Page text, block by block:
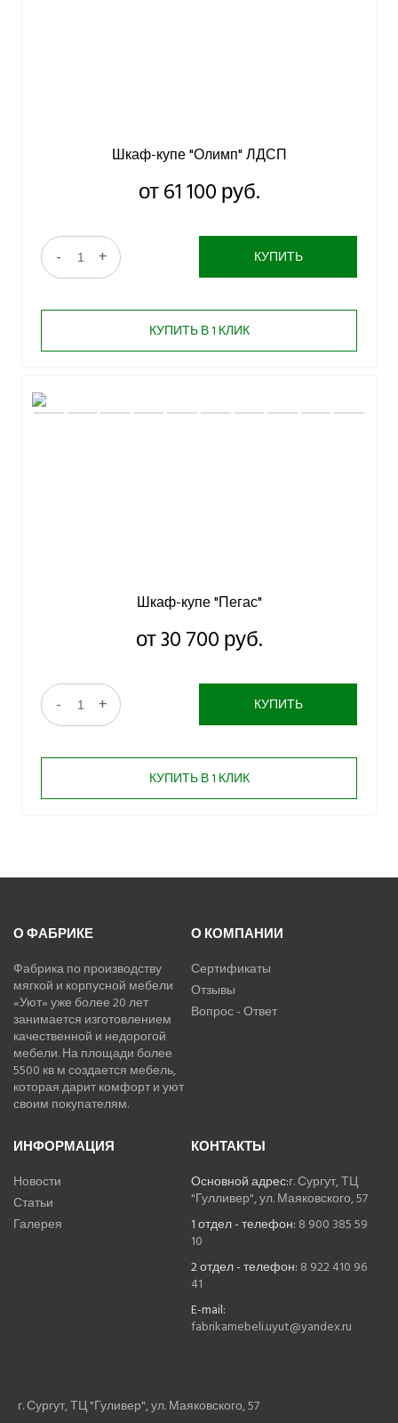
Шкаф-купе "Олимп" ЛДСП
от 61 100 руб.
- + КУПИТЬ
КУПИТЬ В 1 КЛИК
Шкаф-купе "Пегас"
от 30 700 руб.
- + КУПИТЬ
КУПИТЬ В 1 КЛИК
О ФАБРИКЕ
Фабрика по производству
мягкой и корпусной мебели
«Уют» уже более 20 лет
занимается изготовлением
качественной и недорогой
мебели. На площади более
5500 кв м создается мебель,
которая дарит комфорт и уют
своим покупателям.
О КОМПАНИИ
Сертификаты
Отзывы
Вопрос - Ответ
ИНФОРМАЦИЯ
Новости
Статьи
Галерея
КОНТАКТЫ
Основной адрес:г. Сургут, ТЦ
"Гулливер", ул. Маяковского, 57
1 отдел - телефон: 8 900 385 59
10
2 отдел - телефон: 8 922 410 96
41
E-mail:
fabrikamebeli.uyut@yandex.ru
г. Сургут, ТЦ "Гуливер", ул. Маяковского, 57